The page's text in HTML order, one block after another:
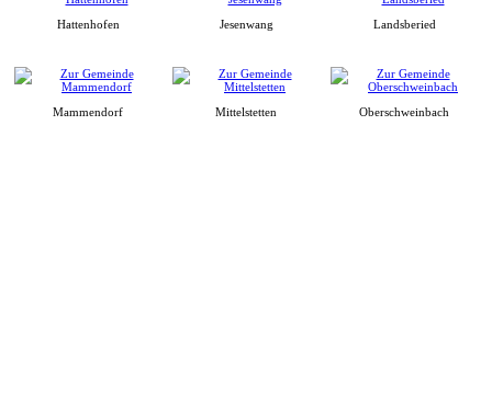
Hattenhofen Jesenwang Landsberied
Mammendorf Mittelstetten Oberschweinbach